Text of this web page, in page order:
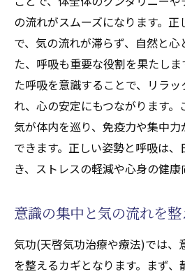
の流れがスムーズになります。正
で、気の流れが滞らず、自然と心
た、呼吸も重要な役割を果たし
た呼吸を意識することで、リラ
れ、心の安定にもつながります。
気が体内を巡り、免疫力や集中
できます。正しい姿勢と呼吸は
き、ストレスの軽減や心身の健康
意識の集中と気の流れを
気功(天啓気功治療や療法)では、
を整えるカギとなります。まず